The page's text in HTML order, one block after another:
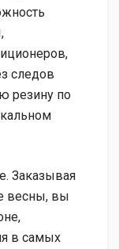
следов
резину по
Заказывая
весны, вы
в самых